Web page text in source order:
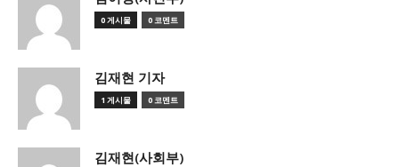
0 게시물 0 코멘트
김재현 기자
1 게시물 0 코멘트
김재현(사회부)